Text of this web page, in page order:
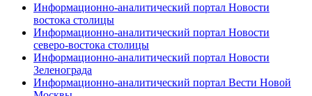
Информационно-аналитический портал Новости
востока столицы
Информационно-аналитический портал Новости
северо-востока столицы
Информационно-аналитический портал Новости
Зеленограда
Информационно-аналитический портал Вести Новой